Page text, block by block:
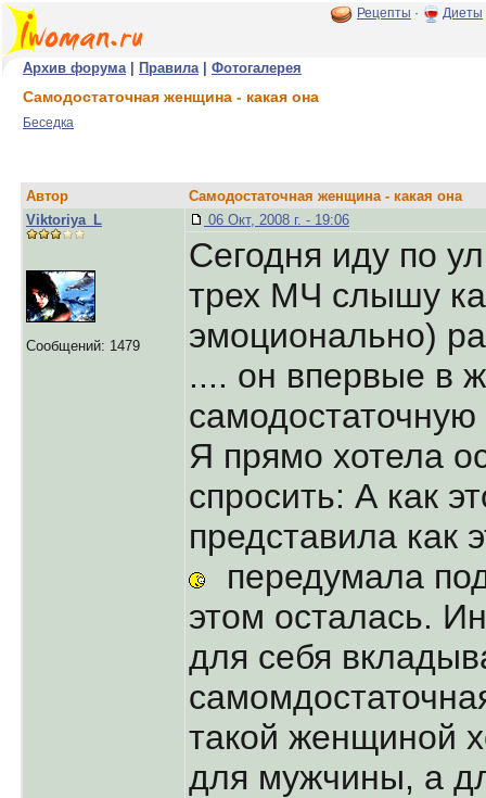
Рецепты · Диеты
Архив форума| Правила| Фотогалерея
Самодостаточная женщина - какая она
Беседка
Автор
Самодостаточная женщина - какая она
Viktoriya_L
Сообщений: 1479
06 Окт, 2008 г. - 19:06
Сегодня иду по
трех МЧ слышу
эмоционально)
.... он впервые в
Я прямо хотела
спросить: А как
представила как
передумала
этом осталась.
для себя
такой женщиной
для мужчины, а